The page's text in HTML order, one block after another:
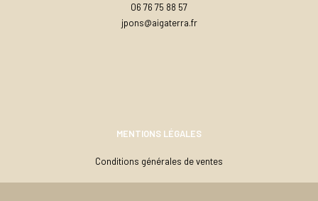
06 76 75 88 57
jpons@aigaterra.fr
MENTIONS LÉGALES
Conditions générales de ventes